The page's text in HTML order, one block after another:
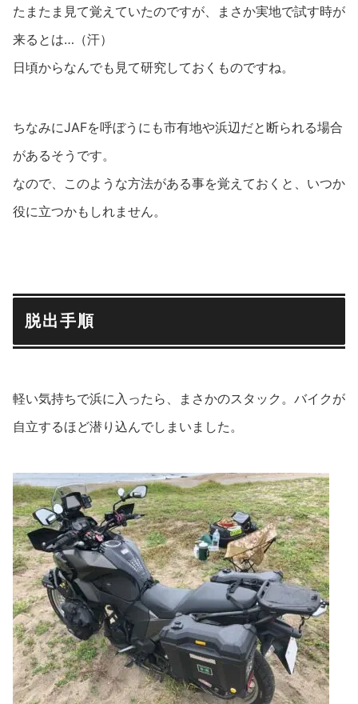
たまたま見て覚えていたのですが、まさか実地で試す時が
来るとは…（汗）
日頃からなんでも見て研究しておくものですね。
ちなみにJAFを呼ぼうにも市有地や浜辺だと断られる場合
があるそうです。
なので、このような方法がある事を覚えておくと、いつか
役に立つかもしれません。
脱出手順
軽い気持ちで浜に入ったら、まさかのスタック。バイクが
自立するほど潜り込んでしまいました。